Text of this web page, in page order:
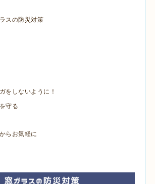
スの防災対策
をしないように！
守る
らお気軽に